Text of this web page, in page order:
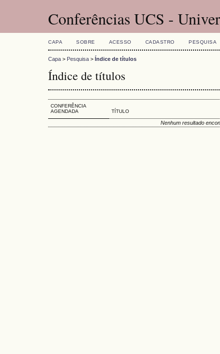
Conferências UCS -
CAPA SOBRE ACESSO CADASTRO PESQUISA
Capa > Pesquisa > Índice de títulos
Índice de títulos
CONFERÊNCIA
AGENDADA
TÍTULO
Nenhum resultado